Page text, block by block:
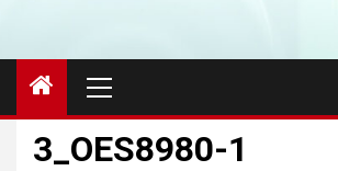
Menü
3_OES8980-1